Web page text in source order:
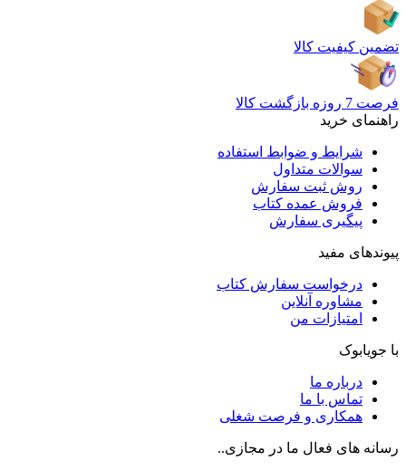
تضمین کیفیت کالا
فرصت 7 روزه بازگشت کالا
راهنمای خرید
شرایط و ضوابط استفاده
سوالات متداول
روش ثبت سفارش
فروش عمده کتاب
پیگیری سفارش
پیوندهای مفید
درخواست سفارش کتاب
مشاوره آنلاین
امتیازات من
با جویابوک
درباره ما
تماس با ما
همکاری و فرصت شغلی
رسانه های فعال ما در مجازی..